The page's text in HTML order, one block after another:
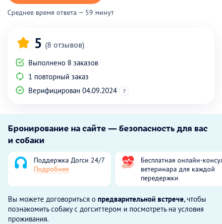
Среднее время ответа — 59 минут
5 (8 отзывов)
Выполнено 8 заказов
1 повторный заказ
Верифицирован 04.09.2024
?
Бронирование на сайте — безопасность для вас
и собаки
Поддержка Догси 24/7
Подробнее
Бесплатная онлайн-
ветеринара для каждой
передержки
Вы можете договориться о предварительной встрече, чтобы
познакомить собаку с догситтером и посмотреть на условия
проживания.